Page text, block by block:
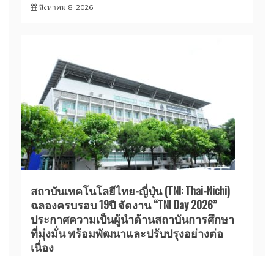
สิงหาคม 8, 2026
สถาบันเทคโนโลยีไทย-ญี่ปุ่น (TNI: Thai-Nichi)
ฉลองครบรอบ 19ปี จัดงาน “TNI Day 2026”
ประกาศความเป็นผู้นำด้านสถาบันการศึกษา
ที่มุ่งมั่น พร้อมพัฒนาและปรับปรุงอย่างต่อ
เนื่อง